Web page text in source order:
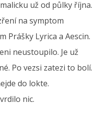
už od půlky října.
na symptom
Prášky Lyrica a Aescin.
neustoupilo. Je už
Po vezsi zatezi to bolí.
do lokte.
nic.